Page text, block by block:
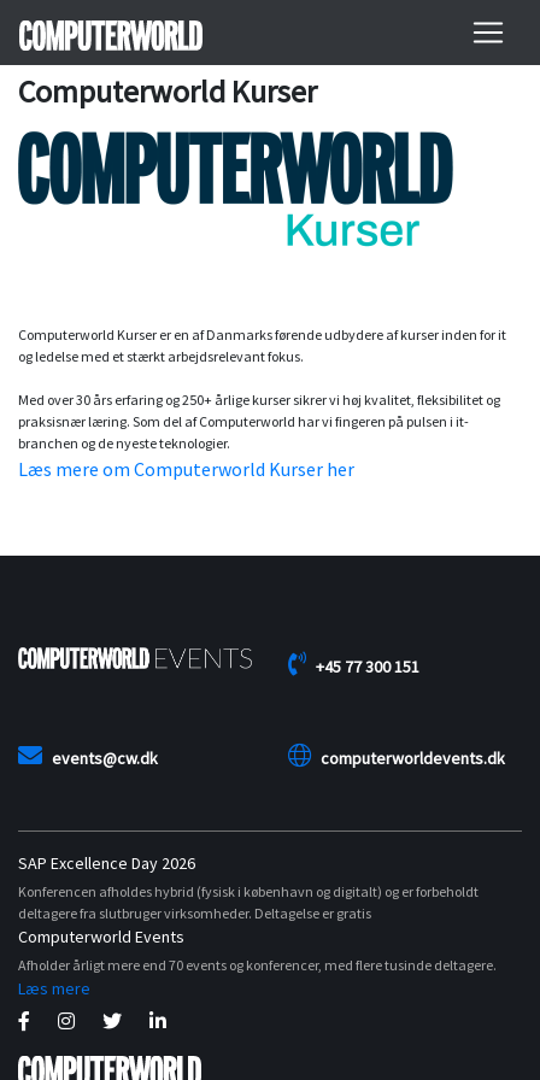
Computerworld Kurser
Computerworld Kurser er en af Danmarks førende udbydere af kurser inden for it
og ledelse med et stærkt arbejdsrelevant fokus.
Med over 30 års erfaring og 250+ årlige kurser sikrer vi høj kvalitet, fleksibilitet og
praksisnær læring. Som del af Computerworld har vi fingeren på pulsen i it-
branchen og de nyeste teknologier.
Læs mere om Computerworld Kurser her
+45 77 300 151
events@cw.dk computerworldevents.dk
SAP Excellence Day 2026
Konferencen afholdes hybrid (fysisk i københavn og digitalt) og er forbeholdt
deltagere fra slutbruger virksomheder. Deltagelse er gratis
Computerworld Events
Afholder årligt mere end 70 events og konferencer, med flere tusinde deltagere.
Læs mere